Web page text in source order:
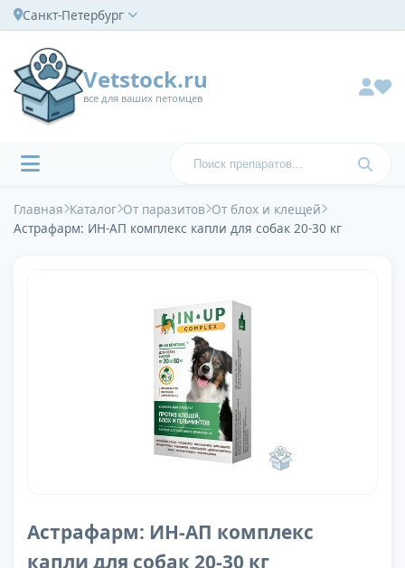
Санкт-Петербург
Vetstock.ru
все для ваших петомцев
Главная Каталог От паразитов От блох и клещей
Астрафарм: ИН-АП комплекс капли для собак 20-30 кг
Астрафарм: ИН-АП комплекс
капли для собак 20-30 кг